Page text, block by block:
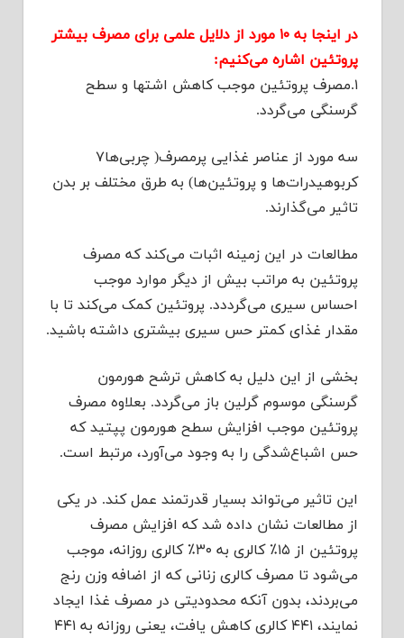
در اینجا به ۱۰ مورد از دلایل علمی برای مصرف بیشتر
پروتئین اشاره می‌کنیم:
۱.مصرف پروتئین موجب کاهش اشتها و سطح
گرسنگی می‌گردد.
سه مورد از عناصر غذایی پرمصرف( چربی‌ها۷
کربوهیدرات‌ها و پروتئین‌ها) به طرق مختلف بر بدن
تاثیر می‌گذارند.
مطالعات در این زمینه اثبات می‌کند که مصرف
پروتئین به مراتب بیش از دیگر موارد موجب
احساس سیری می‌گرددد. پروتئین کمک می‌کند تا با
مقدار غذای کمتر حس سیری بیشتری داشته باشید.
بخشی از این دلیل به کاهش ترشح هورمون
گرسنگی موسوم گرلین باز می‌گردد. بعلاوه مصرف
پروتئین موجب افزایش سطح هورمون پپتید که
حس اشباع‌شدگی را به وجود می‌آورد، مرتبط است.
این تاثیر می‌تواند بسیار قدرتمند عمل کند. در یکی
از مطالعات نشان داده شد که افزایش مصرف
پروتئین از ۱۵٪ کالری به ۳۰٪ کالری روزانه، موجب
می‌شود تا مصرف کالری زنانی که از اضافه وزن رنج
می‌بردند، بدون آنکه محدودیتی در مصرف غذا ایجاد
نمایند، ۴۴۱ کالری کاهش یافت، یعنی روزانه به ۴۴۱